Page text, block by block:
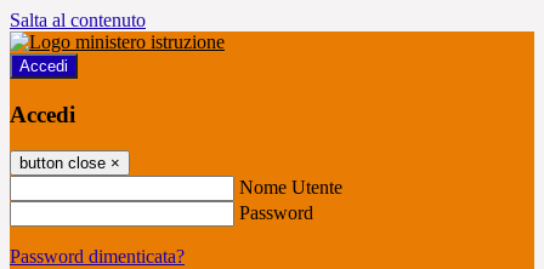
Salta al contenuto
Accedi
Accedi
button close ×
Nome Utente
Password
Password dimenticata?